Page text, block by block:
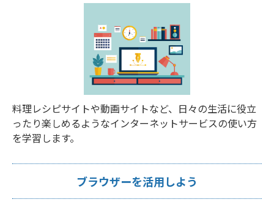
料理レシピサイトや動画サイトなど、日々の生活に役立
ったり楽しめるようなインターネットサービスの使い方
を学習します。
ブラウザーを活用しよう